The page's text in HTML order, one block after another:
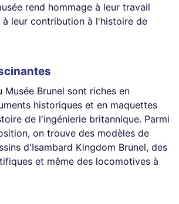
rend hommage à leur travail
leur contribution à l'histoire de
Musée Brunel sont riches en
historiques et en maquettes
de l'ingénierie britannique. Parmi
on trouve des modèles de
d'Isambard Kingdom Brunel, des
et même des locomotives à